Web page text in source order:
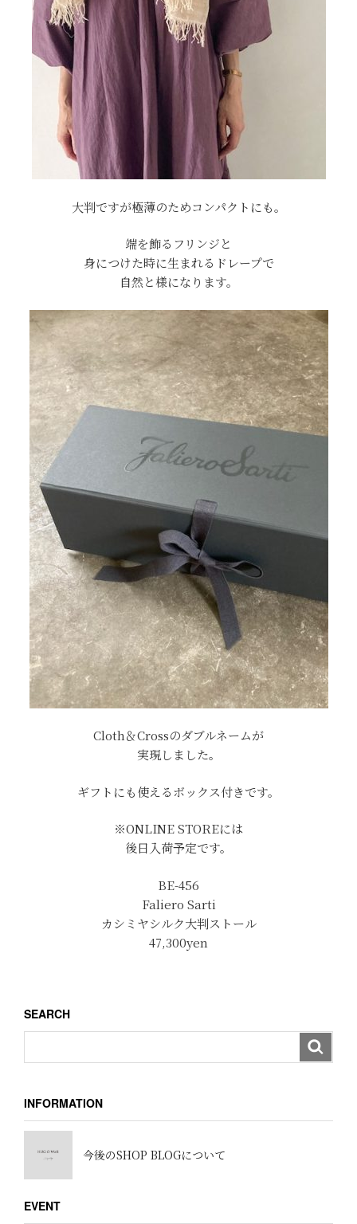
大判ですが極薄のためコンパクトにも。
端を飾るフリンジと
身につけた時に生まれるドレープで
自然と様になります。
Cloth＆Crossのダブルネームが
実現しました。
ギフトにも使えるボックス付きです。
※ONLINE STOREには
後日入荷予定です。
BE-456
Faliero Sarti
カシミヤシルク大判ストール
47,300yen
SEARCH
INFORMATION
今後のSHOP BLOGについて
EVENT